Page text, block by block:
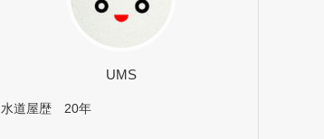
UMS
水道屋歴 20年